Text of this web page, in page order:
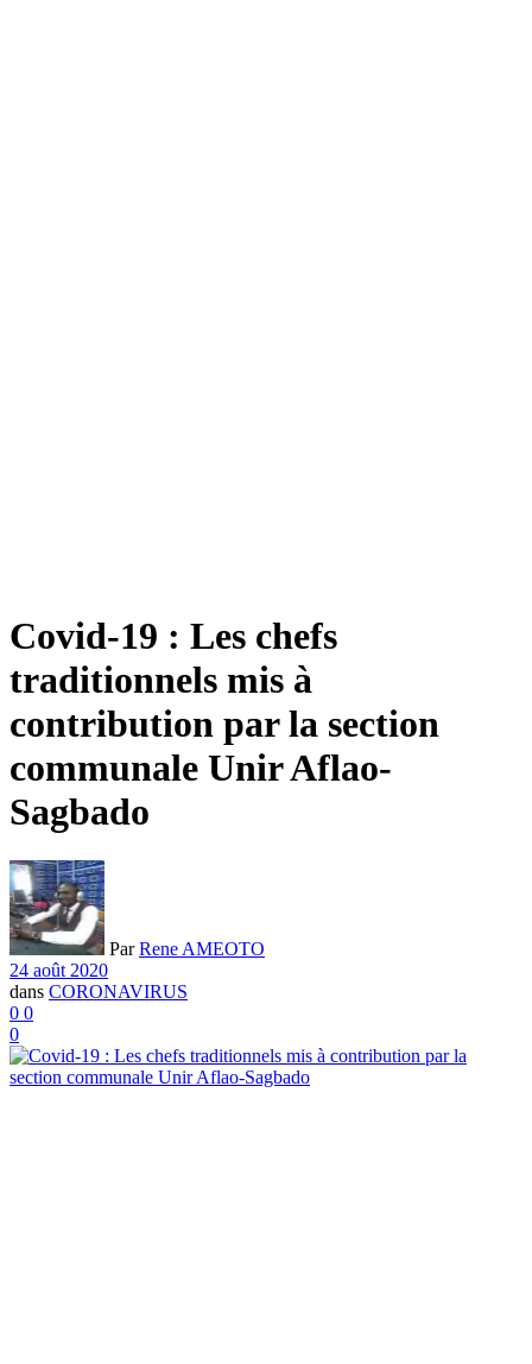
Covid-19 : Les chefs
traditionnels mis à
contribution par la section
communale Unir Aflao-
Sagbado
Par Rene AMEOTO
24 août 2020
dans CORONAVIRUS
0 0
0